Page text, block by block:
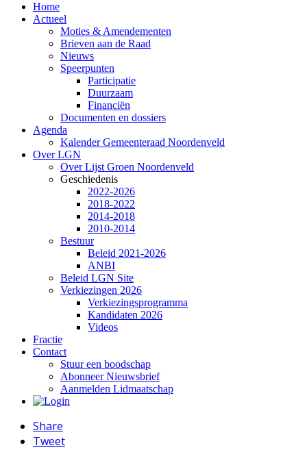
Home
Actueel
Moties & Amendementen
Brieven aan de Raad
Nieuws
Speerpunten
Participatie
Duurzaam
Financiën
Documenten en dossiers
Agenda
Kalender Gemeenteraad Noordenveld
Over LGN
Over Lijst Groen Noordenveld
Geschiedenis
2022-2026
2018-2022
2014-2018
2010-2014
Bestuur
Beleid 2021-2026
ANBI
Beleid LGN Site
Verkiezingen 2026
Verkiezingsprogramma
Kandidaten 2026
Videos
Fractie
Contact
Stuur een boodschap
Abonneer Nieuwsbrief
Aanmelden Lidmaatschap
Share
Tweet